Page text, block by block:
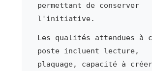
permettant de conserver
l'initiative.
Les qualités attendues à
poste incluent lecture,
plaquage, capacité à